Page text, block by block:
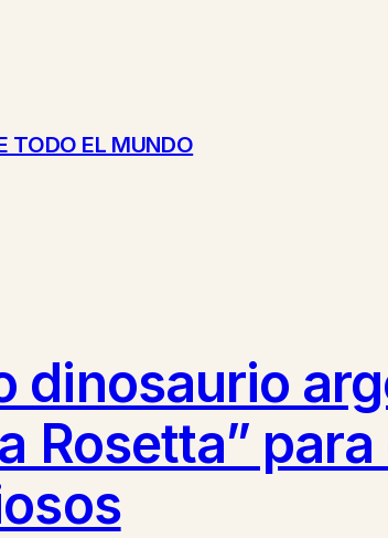
TODO EL MUNDO
dinosaurio
Rosetta”